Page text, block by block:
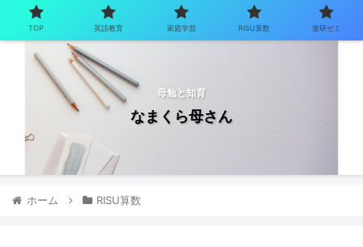
母勉と知育
なまくら母さん
ホーム RISU算数
TOP 英語教育 家庭学習 RISU算数 進研ゼミ